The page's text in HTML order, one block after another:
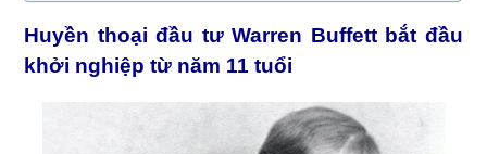
Huyền thoại đầu tư Warren Buffett bắt đầu
khởi nghiệp từ năm 11 tuổi